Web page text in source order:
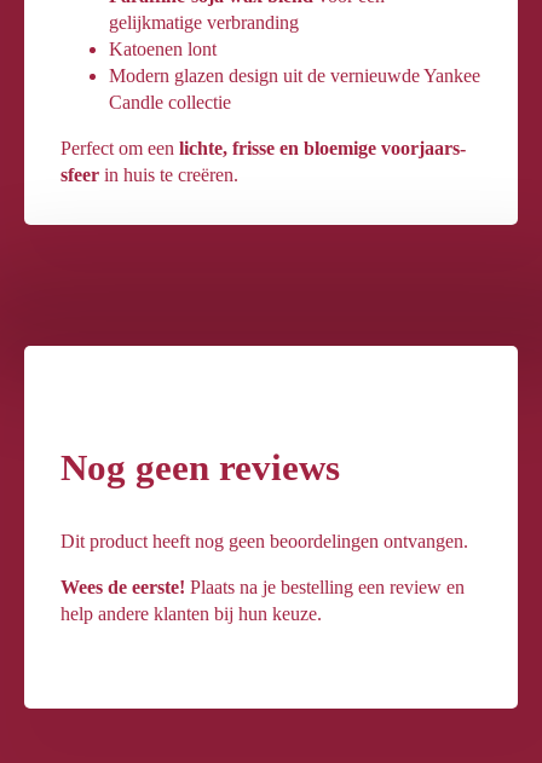
gelijkmatige verbranding
Katoenen lont
Modern glazen design uit de vernieuwde Yankee
Candle collectie
Perfect om een lichte, frisse en bloemige voorjaars­
sfeer in huis te creëren.
Nog geen reviews
Dit product heeft nog geen beoordelingen ontvangen.
Wees de eerste! Plaats na je bestelling een review en
help andere klanten bij hun keuze.